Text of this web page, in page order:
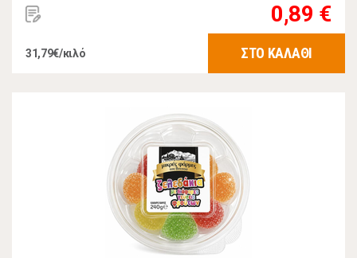
0,89 €
31,79€/κιλό ΣΤΟ ΚΑΛΑΘΙ